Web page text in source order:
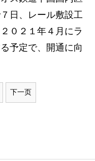
日、レール敷設工
０２１年４月にラ
予定で、開通に向
下一页